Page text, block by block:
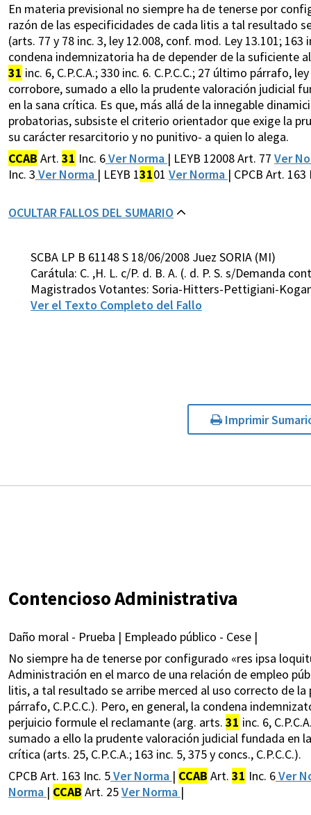
En materia previsional no siempre ha de tenerse por
razón de las especificidades de cada litis a tal resultado
(arts. 77 y 78 inc. 3, ley 12.008, conf. mod. Ley 13.101;
condena indemnizatoria ha de depender de la suficiente
31 inc. 6, C.P.C.A.; 330 inc. 6. C.P.C.C.; 27 último párrafo,
corrobore, sumado a ello la prudente valoración judicial
en la sana crítica. Es que, más allá de la innegable
probatorias, subsiste el criterio orientador que exige la
su carácter resarcitorio y no punitivo- a quien lo alega.
CCAB Art. 31 Inc. 6Ver Norma | LEYB 12008 Art. 77 Ver
Inc. 3 Ver Norma | LEYB 13101 Ver Norma | CPCB Art. 163
OCULTAR FALLOS DEL SUMARIO
SCBA LP B 61148 S 18/06/2008 Juez SORIA (MI)
Carátula: C. ,H. L. c/P. d. B. A. (. d. P. S. s/Demanda
Magistrados Votantes: Soria-Hitters-Pettigiani-
Ver el Texto Completo del Fallo
Imprimir
Contencioso Administrativa
Daño moral - Prueba | Empleado público - Cese |
No siempre ha de tenerse por configurado «res ipsa
Administración en el marco de una relación de empleo
litis, a tal resultado se arribe merced al uso correcto de la
párrafo, C.P.C.C.). Pero, en general, la condena
perjuicio formule el reclamante (arg. arts. 31 inc. 6,
sumado a ello la prudente valoración judicial fundada en
crítica (arts. 25, C.P.C.A.; 163 inc. 5, 375 y concs., C.P.C.C.).
CPCB Art. 163 Inc. 5Ver Norma | CCAB Art. 31 Inc. 6Ver
Norma | CCAB Art. 25Ver Norma |